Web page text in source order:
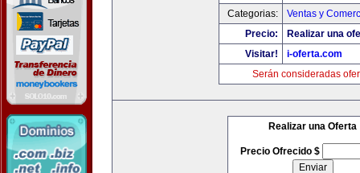
Categorias:
Ventas y
Precio:
Realizar una
Visitar!
i-oferta.com
Serán consideradas
Realizar una Oferta
Precio Ofrecido $